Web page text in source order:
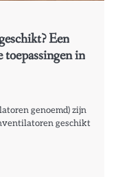
Een
in
genoemd) zijn
geschikt